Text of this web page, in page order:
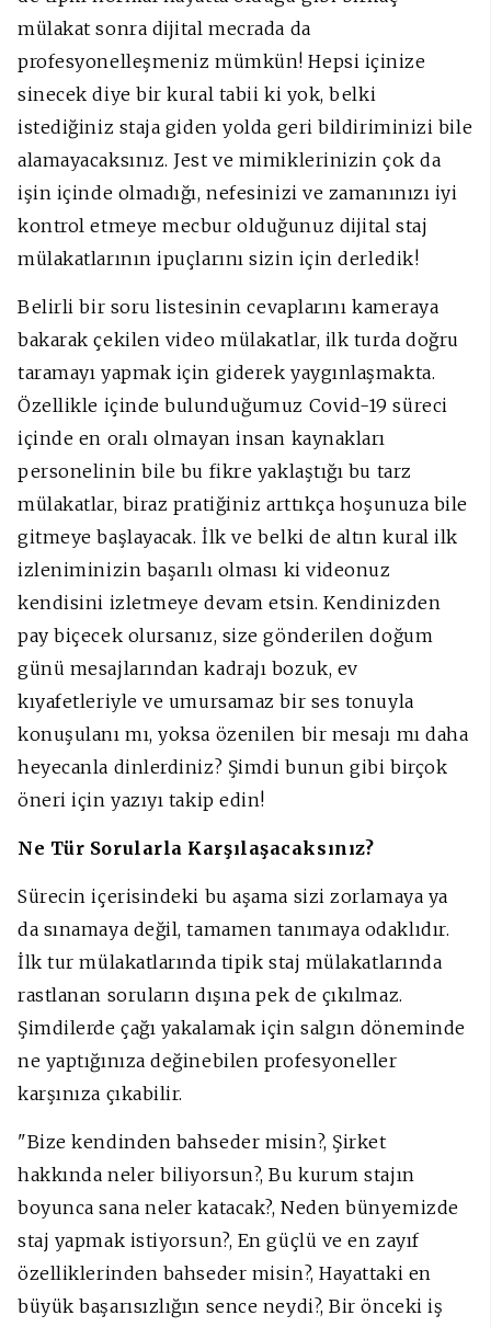
mülakat sonra dijital mecrada da
profesyonelleşmeniz mümkün! Hepsi içinize
sinecek diye bir kural tabii ki yok, belki
istediğiniz staja giden yolda geri bildiriminizi bile
alamayacaksınız. Jest ve mimiklerinizin çok da
işin içinde olmadığı, nefesinizi ve zamanınızı iyi
kontrol etmeye mecbur olduğunuz dijital staj
mülakatlarının ipuçlarını sizin için derledik!
Belirli bir soru listesinin cevaplarını kameraya
bakarak çekilen video mülakatlar, ilk turda doğru
taramayı yapmak için giderek yaygınlaşmakta.
Özellikle içinde bulunduğumuz Covid-19 süreci
içinde en oralı olmayan insan kaynakları
personelinin bile bu fikre yaklaştığı bu tarz
mülakatlar, biraz pratiğiniz arttıkça hoşunuza bile
gitmeye başlayacak. İlk ve belki de altın kural ilk
izleniminizin başarılı olması ki videonuz
kendisini izletmeye devam etsin. Kendinizden
pay biçecek olursanız, size gönderilen doğum
günü mesajlarından kadrajı bozuk, ev
kıyafetleriyle ve umursamaz bir ses tonuyla
konuşulanı mı, yoksa özenilen bir mesajı mı daha
heyecanla dinlerdiniz? Şimdi bunun gibi birçok
öneri için yazıyı takip edin!
Ne Tür Sorularla Karşılaşacaksınız?
Sürecin içerisindeki bu aşama sizi zorlamaya ya
da sınamaya değil, tamamen tanımaya odaklıdır.
İlk tur mülakatlarında tipik staj mülakatlarında
rastlanan soruların dışına pek de çıkılmaz.
Şimdilerde çağı yakalamak için salgın döneminde
ne yaptığınıza değinebilen profesyoneller
karşınıza çıkabilir.
"Bize kendinden bahseder misin?, Şirket
hakkında neler biliyorsun?, Bu kurum stajın
boyunca sana neler katacak?, Neden bünyemizde
staj yapmak istiyorsun?, En güçlü ve en zayıf
özelliklerinden bahseder misin?, Hayattaki en
büyük başarısızlığın sence neydi?, Bir önceki iş